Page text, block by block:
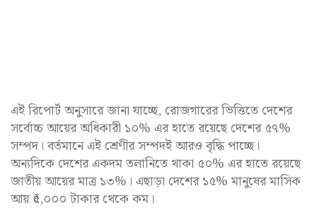
এই রিপোর্ট অনুসারে জানা যাচ্ছে, রোজগারের ভিত্তিতে দেশের
সর্বোচ্চ আয়ের অধিকারী ১০% এর হাতে রয়েছে দেশের ৫৭%
সম্পদ। বর্তমানে এই শ্রেণীর সম্পদই আরও বৃদ্ধি পাচ্ছে।
অন্যদিকে দেশের একদম তলানিতে থাকা ৫০% এর হাতে রয়েছে
জাতীয় আয়ের মাত্র ১৩%। এছাড়া দেশের ১৫% মানুষের মাসিক
আয় ₹৫,০০০ টাকার থেকে কম।